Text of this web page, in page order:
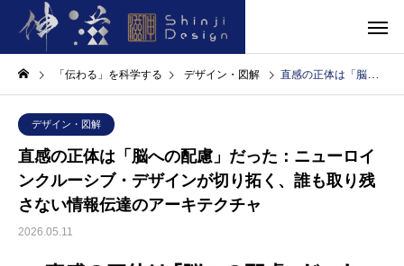
「伝わる」を科学する デザイン・図解 直感の正体は「脳への配慮」だった：ニューロインクルーシブ・デザインが切り拓く、誰も取り残さない情報伝達のアーキテクチャ
デザイン・図解
直感の正体は「脳への配慮」だった：ニューロイ
ンクルーシブ・デザインが切り拓く、誰も取り残
さない情報伝達のアーキテクチャ
2026.05.11